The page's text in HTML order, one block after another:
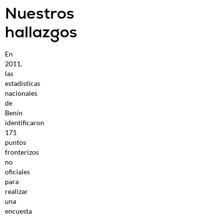
Nuestros
hallazgos
En
2011,
las
estadísticas
nacionales
de
Benín
identificaron
171
puntos
fronterizos
no
oficiales
para
realizar
una
encuesta